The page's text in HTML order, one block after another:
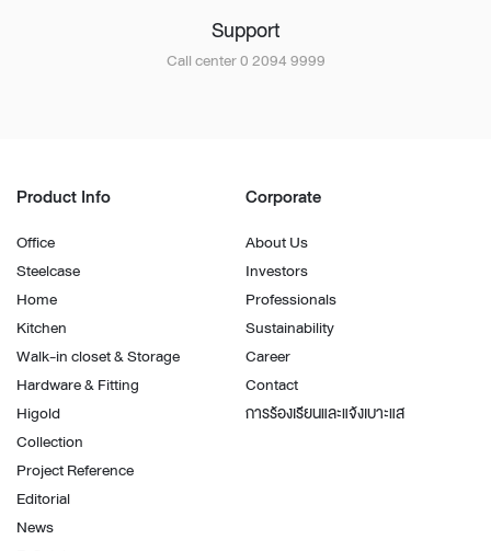
Support
Call center 0 2094 9999
Product Info
Office
Steelcase
Home
Kitchen
Walk-in closet & Storage
Hardware & Fitting
Higold
Collection
Project Reference
Editorial
News
Corporate
About Us
Investors
Professionals
Sustainability
Career
Contact
การร้องเรียนและแจ้งเบาะแส